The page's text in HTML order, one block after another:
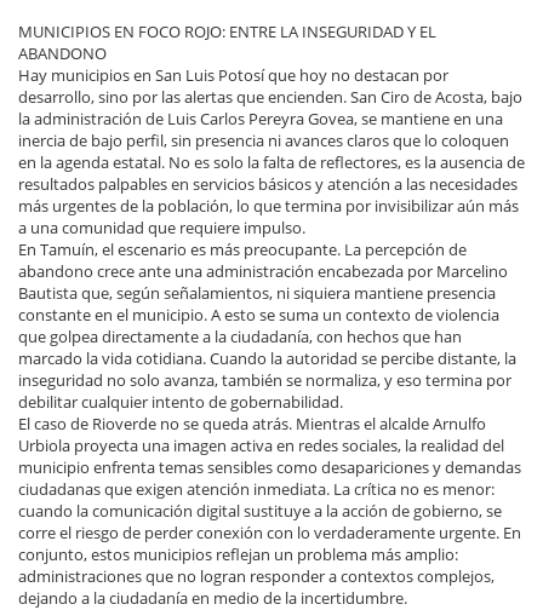
MUNICIPIOS EN FOCO ROJO: ENTRE LA INSEGURIDAD Y EL
ABANDONO
Hay municipios en San Luis Potosí que hoy no destacan por
desarrollo, sino por las alertas que encienden. San Ciro de Acosta, bajo
la administración de Luis Carlos Pereyra Govea, se mantiene en una
inercia de bajo perfil, sin presencia ni avances claros que lo coloquen
en la agenda estatal. No es solo la falta de reflectores, es la ausencia de
resultados palpables en servicios básicos y atención a las necesidades
más urgentes de la población, lo que termina por invisibilizar aún más
a una comunidad que requiere impulso.
En Tamuín, el escenario es más preocupante. La percepción de
abandono crece ante una administración encabezada por Marcelino
Bautista que, según señalamientos, ni siquiera mantiene presencia
constante en el municipio. A esto se suma un contexto de violencia
que golpea directamente a la ciudadanía, con hechos que han
marcado la vida cotidiana. Cuando la autoridad se percibe distante, la
inseguridad no solo avanza, también se normaliza, y eso termina por
debilitar cualquier intento de gobernabilidad.
El caso de Rioverde no se queda atrás. Mientras el alcalde Arnulfo
Urbiola proyecta una imagen activa en redes sociales, la realidad del
municipio enfrenta temas sensibles como desapariciones y demandas
ciudadanas que exigen atención inmediata. La crítica no es menor:
cuando la comunicación digital sustituye a la acción de gobierno, se
corre el riesgo de perder conexión con lo verdaderamente urgente. En
conjunto, estos municipios reflejan un problema más amplio:
administraciones que no logran responder a contextos complejos,
dejando a la ciudadanía en medio de la incertidumbre.